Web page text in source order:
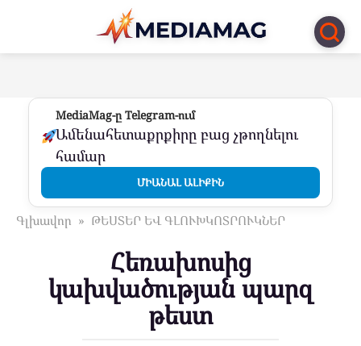
Перейти
контенту
MediaMag-ը Telegram-ում
Ամենահետաքրքիրը բաց չթողնելու
համար
ՄԻԱՆԱԼ ԱԼԻՔԻՆ
Գլխավոր » ԹԵՍՏԵՐ ԵՎ ԳԼՈՒԽԿՈՏՐՈՒԿՆԵՐ
Հեռախոսից
կախվածության պարզ
թեստ